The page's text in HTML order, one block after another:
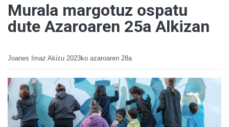
Murala margotuz ospatu
dute Azaroaren 25a Alkizan
Joanes Imaz Akizu 2023ko azaroaren 28a